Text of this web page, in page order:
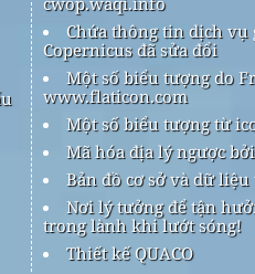
Chứa thông tin dịch vụ
Copernicus đã sửa đổi
Một số biểu tượng do
www.flaticon.com
Một số biểu tượng từ
Mã hóa địa lý ngược
Bản đồ cơ sở và dữ liệu
Nơi lý tưởng để tận
trong lành khi lướt sóng!
Thiết kế QUACO